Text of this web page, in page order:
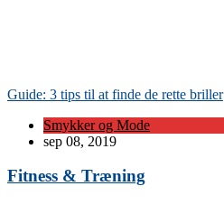
Guide: 3 tips til at finde de rette briller
Smykker og Mode
sep 08, 2019
Fitness & Træning